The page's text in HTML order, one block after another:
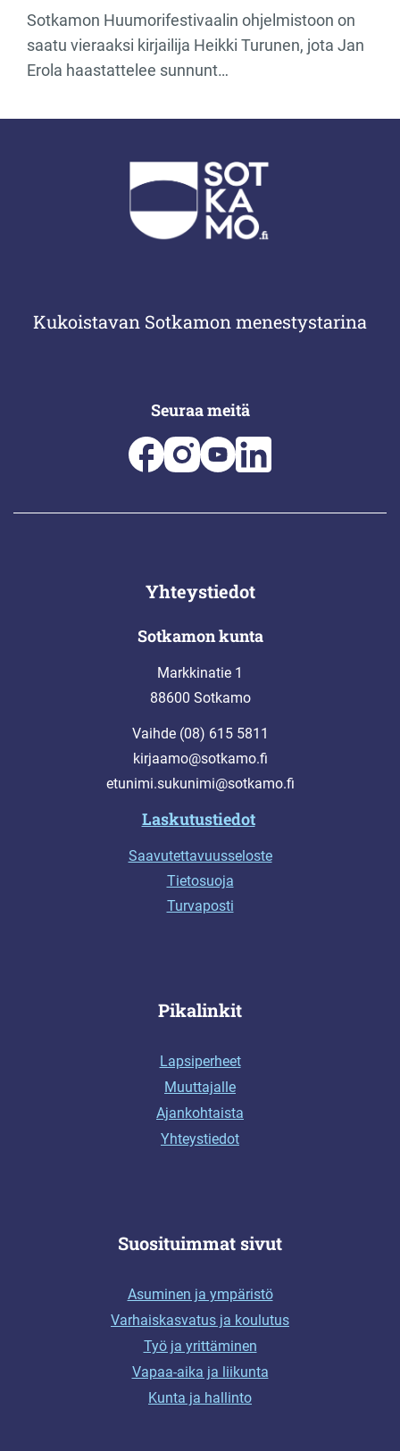
Sotkamon Huumorifestivaalin ohjelmistoon on
saatu vieraaksi kirjailija Heikki Turunen, jota Jan
Erola haastattelee sunnunt…
Kukoistavan Sotkamon menestystarina
Seuraa meitä
Yhteystiedot
Sotkamon kunta
Markkinatie 1
88600 Sotkamo
Vaihde (08) 615 5811
kirjaamo@sotkamo.fi
etunimi.sukunimi@sotkamo.fi
Laskutustiedot
Saavutettavuusseloste
Tietosuoja
Turvaposti
Pikalinkit
Lapsiperheet
Muuttajalle
Ajankohtaista
Yhteystiedot
Suosituimmat sivut
Asuminen ja ympäristö
Varhaiskasvatus ja koulutus
Työ ja yrittäminen
Vapaa-aika ja liikunta
Kunta ja hallinto